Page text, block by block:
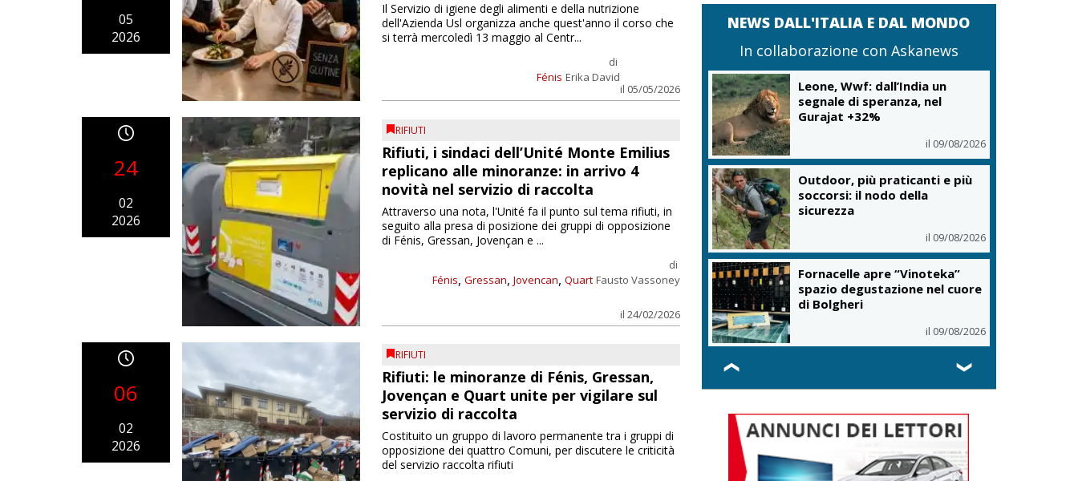
05
2026
Fénis
di
Erika David
il 05/05/2026
Il Servizio di igiene degli alimenti e della nutrizione
dell'Azienda Usl organizza anche quest'anno il corso che
si terrà mercoledì 13 maggio al Centr...
24
02
2026
RIFIUTI
Rifiuti, i sindaci dell’Unité Monte Emilius
replicano alle minoranze: in arrivo 4
novità nel servizio di raccolta
Fénis, Gressan, Jovencan, Quart
di
Fausto Vassoney
il 24/02/2026
Attraverso una nota, l'Unité fa il punto sul tema rifiuti, in
seguito alla presa di posizione dei gruppi di opposizione
di Fénis, Gressan, Jovençan e ...
06
02
2026
RIFIUTI
Rifiuti: le minoranze di Fénis, Gressan,
Jovençan e Quart unite per vigilare sul
servizio di raccolta
Costituito un gruppo di lavoro permanente tra i gruppi di
opposizione dei quattro Comuni, per discutere le criticità
del servizio raccolta rifiuti
NEWS DALL'ITALIA E DAL MONDO
In collaborazione con Askanews
Leone, Wwf: dall’India un
segnale di speranza, nel
Gurajat +32%
il 09/08/2026
Outdoor, più praticanti e più
soccorsi: il nodo della
sicurezza
il 09/08/2026
Fornacelle apre “Vinoteka”
spazio degustazione nel cuore
di Bolgheri
il 09/08/2026
❮ ❯